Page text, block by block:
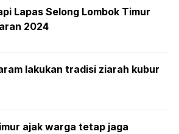
Lapas Selong Lombok Timur
2024
lakukan tradisi ziarah kubur
ajak warga tetap jaga